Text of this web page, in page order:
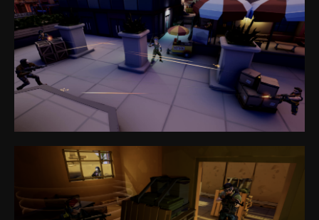
Политика конфиденциальности
Политика в отношении файлов cookie
Общие правила предоставления услуг
Игры
Франшиза
VR-киберспорт
Блог
FAQ
Партнёрская программа